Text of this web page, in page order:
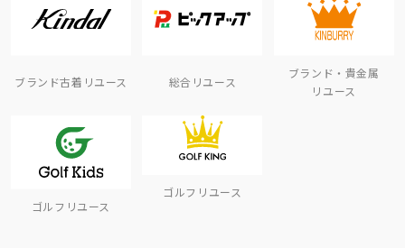
ブランド古着リユース 総合リユース
ブランド・貴金属
リユース
ゴルフリユース
ゴルフリユース